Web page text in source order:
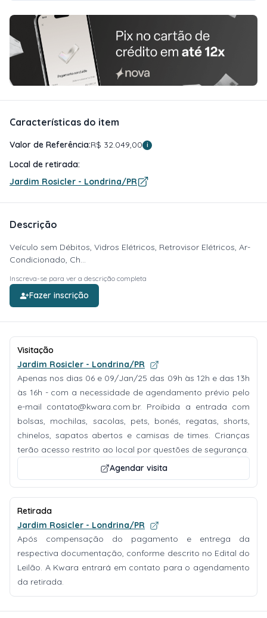
Características do item
Valor de Referência:R$ 32.049,00 i
Local de retirada:
Jardim Rosicler - Londrina/PR
Descrição
Veículo sem Débitos, Vidros Elétricos, Retrovisor Elétricos, Ar-
Condicionado, Ch...
Inscreva-se para ver a descrição completa
Fazer inscrição
Visitação
Jardim Rosicler - Londrina/PR
Apenas nos dias 06 e 09/Jan/25 das 09h às 12h e das 13h
às 16h - com a necessidade de agendamento prévio pelo
e-mail contato@kwara.com.br. Proibida a entrada com
bolsas, mochilas, sacolas, pets, bonés, regatas, shorts,
chinelos, sapatos abertos e camisas de times. Crianças
terão acesso restrito ao local por questões de segurança.
Agendar visita
Retirada
Jardim Rosicler - Londrina/PR
Após compensação do pagamento e entrega da
respectiva documentação, conforme descrito no Edital do
Leilão. A Kwara entrará em contato para o agendamento
da retirada.